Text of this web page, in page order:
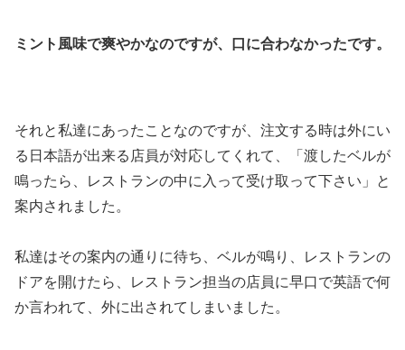
ミント風味で爽やかなのですが、口に合わなかったです。
それと私達にあったことなのですが、注文する時は外にい
る日本語が出来る店員が対応してくれて、「渡したベルが
鳴ったら、レストランの中に入って受け取って下さい」と
案内されました。
私達はその案内の通りに待ち、ベルが鳴り、レストランの
ドアを開けたら、レストラン担当の店員に早口で英語で何
か言われて、外に出されてしまいました。